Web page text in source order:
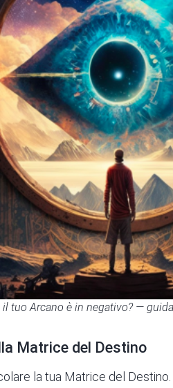
il tuo Arcano è in negativo? —
Matrice del Destino
la tua Matrice del